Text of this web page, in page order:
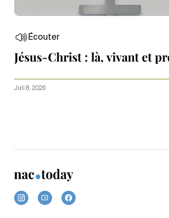
Écouter
Jésus-Christ : là, vivant et
Juli 8, 2026